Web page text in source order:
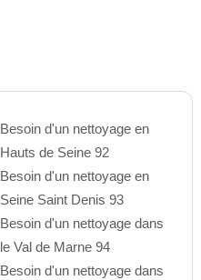
Besoin d'un nettoyage en
Hauts de Seine 92
Besoin d'un nettoyage en
Seine Saint Denis 93
Besoin d'un nettoyage dans
le Val de Marne 94
Besoin d'un nettoyage dans